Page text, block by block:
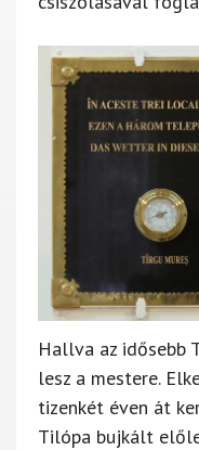
Hallva az idősebb
lesz a mestere.
tizenkét éven át
Tilópa bujkált